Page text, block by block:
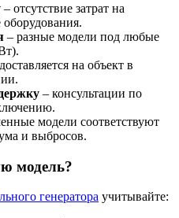
– отсутствие затрат на
– разные модели под любые
на объект в
– консультации по
модели соответствуют
и выбросов.
модель?
генератора учитывайте: